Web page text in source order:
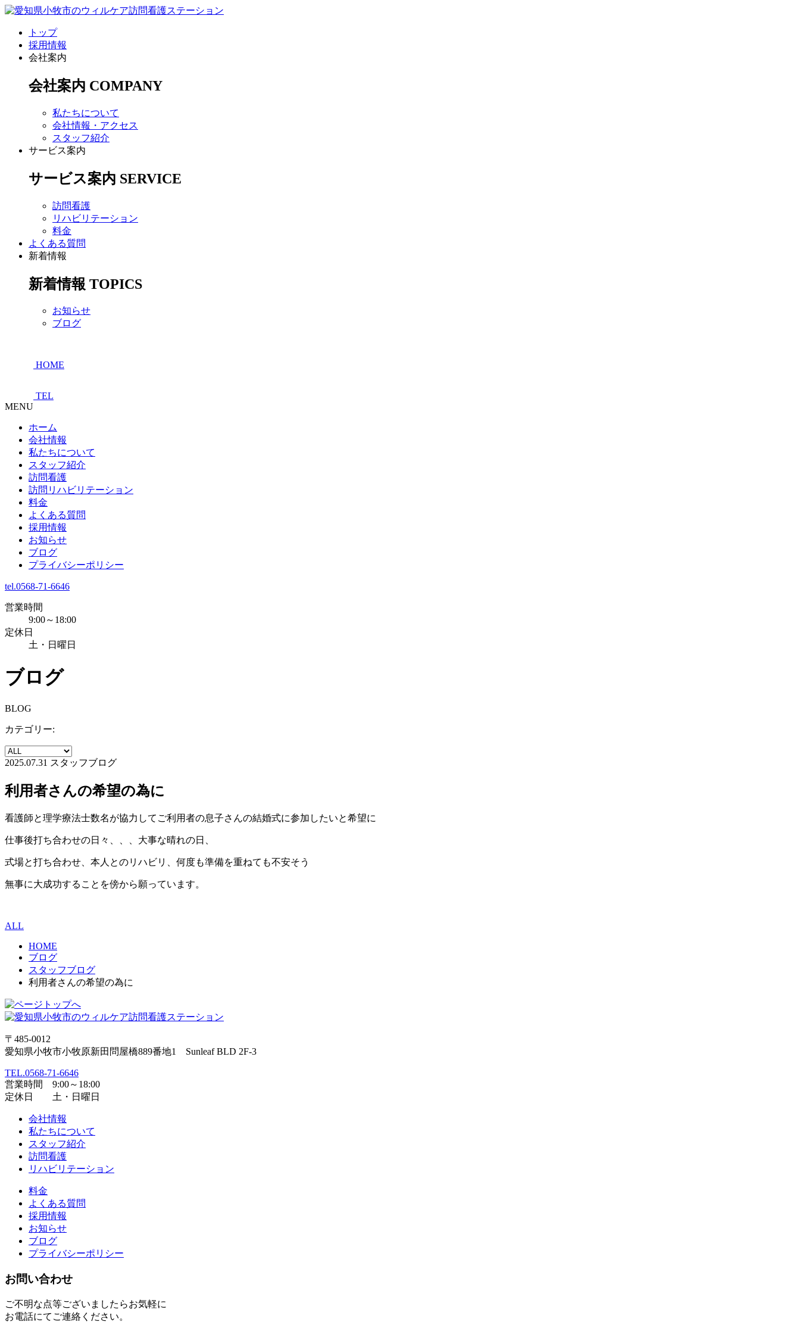
トップ
採用情報
会社案内
会社案内 COMPANY
私たちについて
会社情報・アクセス
スタッフ紹介
サービス案内
サービス案内 SERVICE
訪問看護
リハビリテーション
料金
よくある質問
新着情報
新着情報 TOPICS
お知らせ
ブログ
HOME
TEL
MENU
ホーム
会社情報
私たちについて
スタッフ紹介
訪問看護
訪問リハビリテーション
料金
よくある質問
採用情報
お知らせ
ブログ
プライバシーポリシー
tel.0568-71-6646
営業時間
9:00～18:00
定休日
土・日曜日
ブログ
BLOG
カテゴリー:
2025.07.31 スタッフブログ
利用者さんの希望の為に
看護師と理学療法士数名が協力してご利用者の息子さんの結婚式に参加したいと希望に
仕事後打ち合わせの日々、、、大事な晴れの日、
式場と打ち合わせ、本人とのリハビリ、何度も準備を重ねても不安そう
無事に大成功することを傍から願っています。
ALL
HOME
ブログ
スタッフブログ
利用者さんの希望の為に
〒485-0012
愛知県小牧市小牧原新田問屋橋889番地1 Sunleaf BLD 2F-3
TEL.0568-71-6646
営業時間 9:00～18:00
定休日 土・日曜日
会社情報
私たちについて
スタッフ紹介
訪問看護
リハビリテーション
料金
よくある質問
採用情報
お知らせ
ブログ
プライバシーポリシー
お問い合わせ
ご不明な点等ございましたらお気軽に
お電話にてご連絡ください。